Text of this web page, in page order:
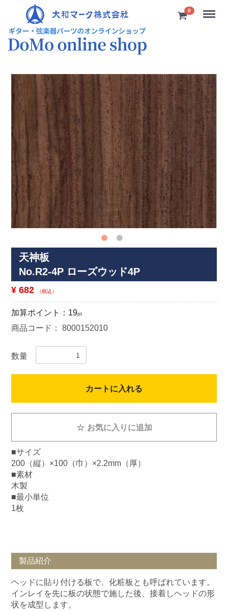
0 Menu
天神板
No.R2-4P ローズウッド4P
¥ 682 （税込）
加算ポイント： 19pt
商品コード：8000152010
数量
カートに入れる
☆ お気に入りに追加
■サイズ
200（縦）×100（巾）×2.2mm（厚）
■素材
木製
■最小単位
1枚
製品紹介
ヘッドに貼り付ける板で、化粧板とも呼ばれています。
インレイを先に板の状態で施した後、接着しヘッドの形
状を成型します。